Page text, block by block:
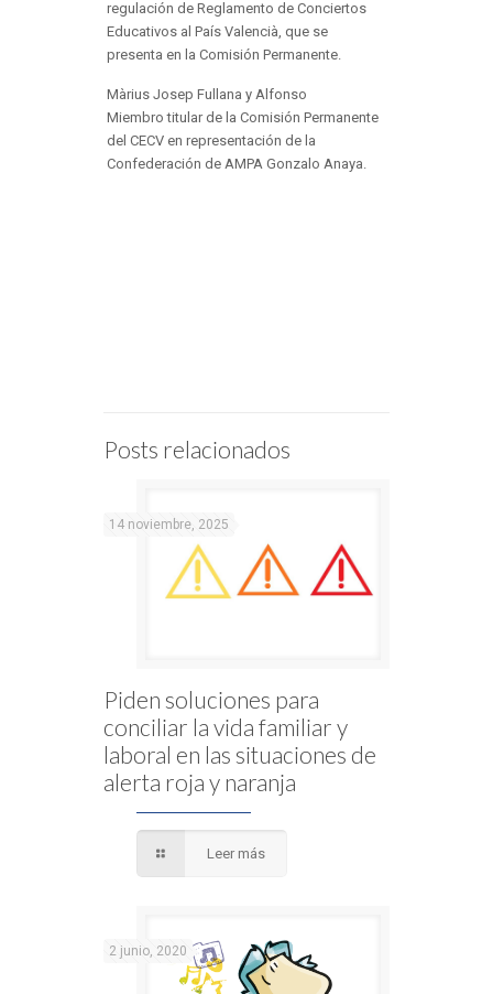
regulación de Reglamento de Conciertos
Educativos al País Valencià, que se
presenta en la Comisión Permanente.
Màrius Josep Fullana y Alfonso
Miembro titular de la Comisión Permanente
del CECV en representación de la
Confederación de AMPA Gonzalo Anaya.
Posts relacionados
14 noviembre, 2025
Piden soluciones para
conciliar la vida familiar y
laboral en las situaciones de
alerta roja y naranja
Leer más
2 junio, 2020